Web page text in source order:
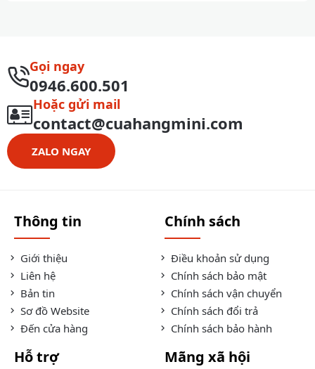
Gọi ngay
0946.600.501
Hoặc gửi mail
contact@cuahangmini.com
ZALO NGAY
Thông tin
Giới thiệu
Liên hệ
Bản tin
Sơ đồ Website
Đến cửa hàng
Chính sách
Điều khoản sử dụng
Chính sách bảo mật
Chính sách vận chuyển
Chính sách đổi trả
Chính sách bảo hành
Hỗ trợ Mãng xã hội